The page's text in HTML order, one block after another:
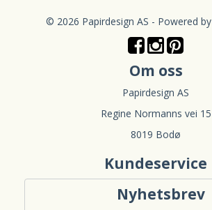
© 2026 Papirdesign AS - Powered by
Om oss
Papirdesign AS
Regine Normanns vei 15
8019 Bodø
Kundeservice
Nyhetsbrev